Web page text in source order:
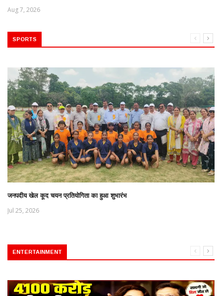
Aug 7, 2026
SPORTS
जनपदीय खेल कूद चयन प्रतियोगिता का हुआ शुभारंभ
Jul 25, 2026
ENTERTAINMENT